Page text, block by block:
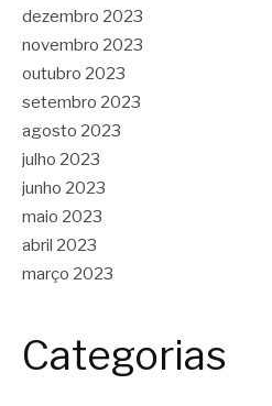
dezembro 2023
novembro 2023
outubro 2023
setembro 2023
agosto 2023
julho 2023
junho 2023
maio 2023
abril 2023
março 2023
Categorias